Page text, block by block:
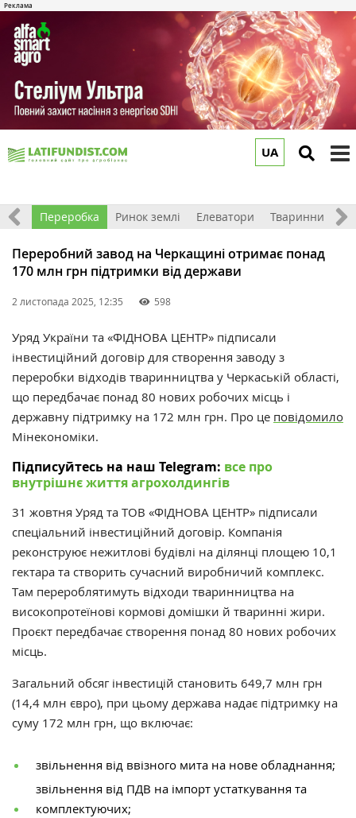
UA
Переробка Ринок землі Елеватори Тваринництво
Переробний завод на Черкащині отримає понад
170 млн грн підтримки від держави
2 листопада 2025, 12:35 598
Уряд України та «ФІДНОВА ЦЕНТР» підписали
інвестиційний договір для створення заводу з
переробки відходів тваринництва у Черкаській області,
що передбачає понад 80 нових робочих місць і
державну підтримку на 172 млн грн. Про це повідомило
Мінекономіки.
Підписуйтесь на наш Telegram: все про
внутрішнє життя агрохолдингів
31 жовтня Уряд та ТОВ «ФІДНОВА ЦЕНТР» підписали
спеціальний інвестиційний договір. Компанія
реконструює нежитлові будівлі на ділянці площею 10,1
гектара та створить сучасний виробничий комплекс.
Там перероблятимуть відходи тваринництва на
високопротеїнові кормові домішки й тваринні жири.
Проєкт передбачає створення понад 80 нових робочих
місць.
Загальний обсяг інвестицій становить 649,7 млн грн
(14,4 млн євро), при цьому держава надає підтримку на
суму 172 млн грн, що включає:
звільнення від ввізного мита на нове обладнання;
звільнення від ПДВ на імпорт устаткування та
комплектуючих;